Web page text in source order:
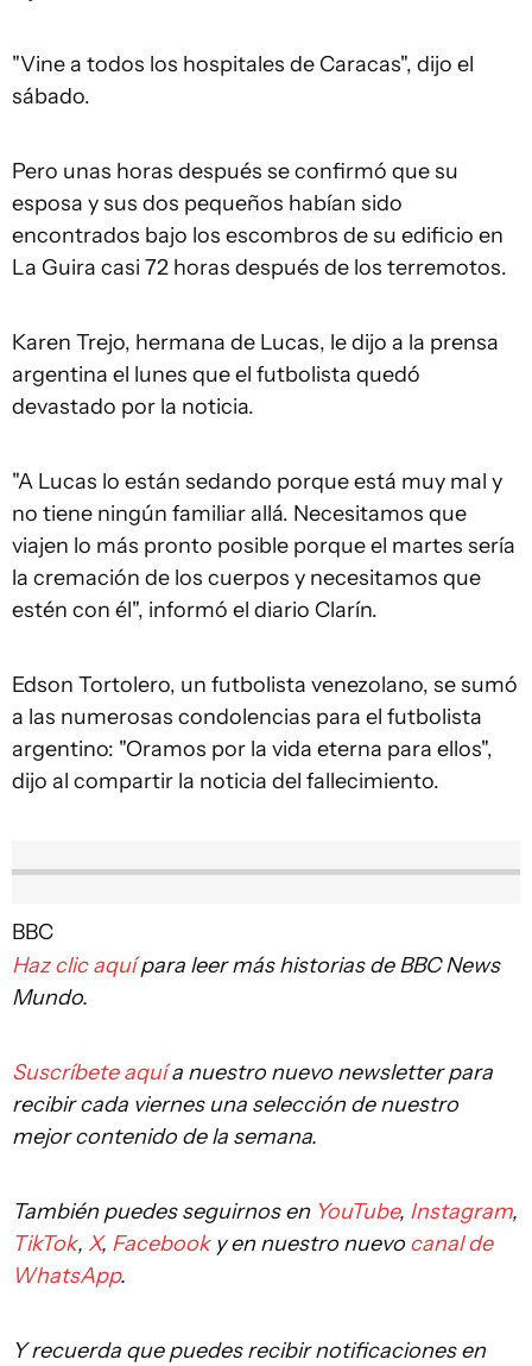
"Vine a todos los hospitales de Caracas", dijo el
sábado.
Pero unas horas después se confirmó que su
esposa y sus dos pequeños habían sido
encontrados bajo los escombros de su edificio en
La Guira casi 72 horas después de los terremotos.
Karen Trejo, hermana de Lucas, le dijo a la prensa
argentina el lunes que el futbolista quedó
devastado por la noticia.
"A Lucas lo están sedando porque está muy mal y
no tiene ningún familiar allá. Necesitamos que
viajen lo más pronto posible porque el martes sería
la cremación de los cuerpos y necesitamos que
estén con él", informó el diario Clarín.
Edson Tortolero, un futbolista venezolano, se sumó
a las numerosas condolencias para el futbolista
argentino: "Oramos por la vida eterna para ellos",
dijo al compartir la noticia del fallecimiento.
BBC
Haz clic aquípara leer más historias de BBC News
Mundo.
Suscríbete aquía nuestro nuevo newsletter para
recibir cada viernes una selección de nuestro
mejor contenido de la semana.
También puedes seguirnos en YouTube, Instagram,
TikTok, X, Facebooky en nuestro nuevo canal de
WhatsApp.
Y recuerda que puedes recibir notificaciones en